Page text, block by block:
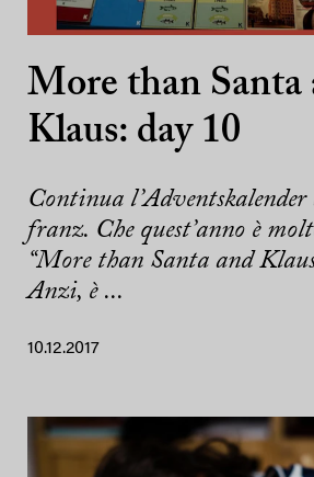
More than Santa
Klaus: day 10
Continua l’Adventskalender
franz. Che quest’anno è
“More than Santa and
Anzi, è ...
10.12.2017